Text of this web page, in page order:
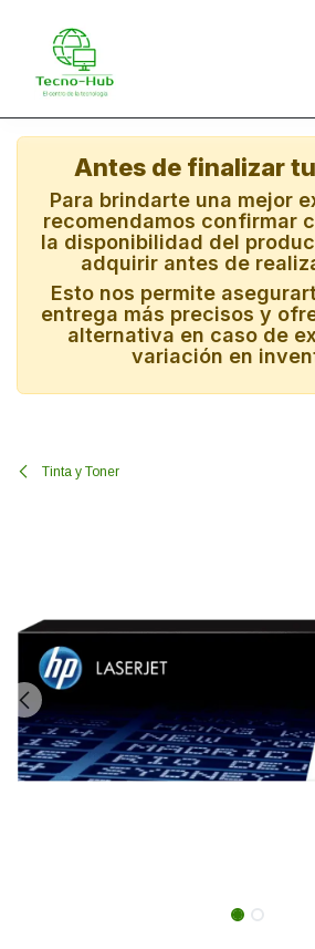
Antes de finalizar
Para brindarte una mejor
recomendamos confirmar
la disponibilidad del
adquirir antes de
Esto nos permite
entrega más precisos y
alternativa en caso de
variación en
Tinta y Toner